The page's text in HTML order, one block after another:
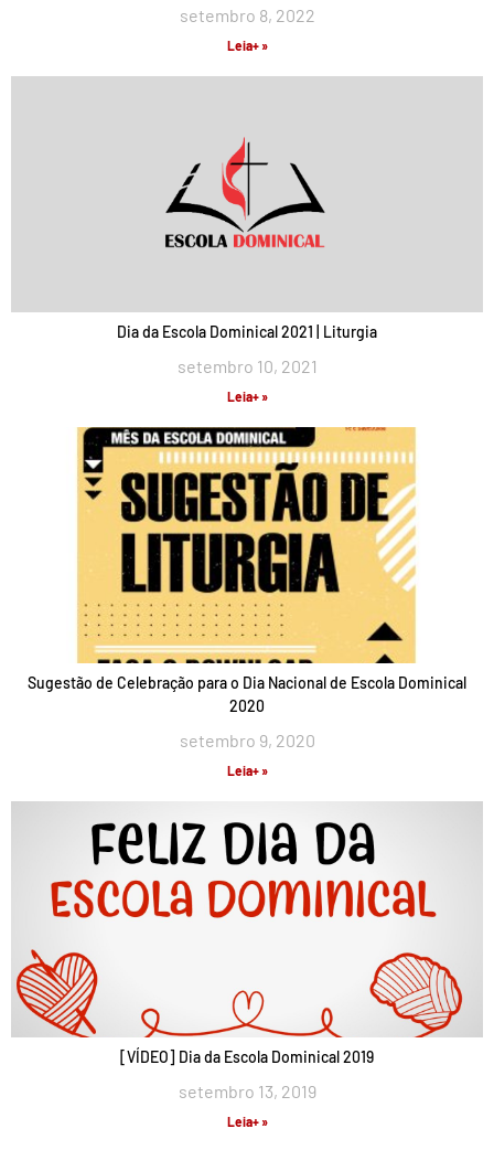
setembro 8, 2022
Leia+ »
Dia da Escola Dominical 2021 | Liturgia
setembro 10, 2021
Leia+ »
Sugestão de Celebração para o Dia Nacional de Escola Dominical
2020
setembro 9, 2020
Leia+ »
[VÍDEO] Dia da Escola Dominical 2019
setembro 13, 2019
Leia+ »